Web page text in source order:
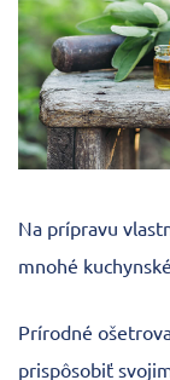
Na prípravu
mnohé
Prírodné
prispôsobiť